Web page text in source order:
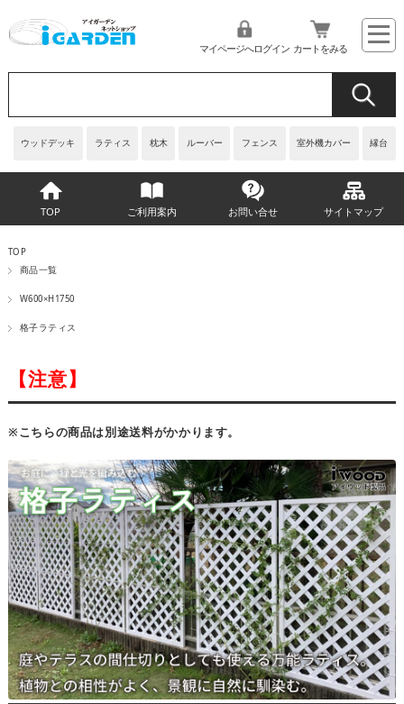
ウッドデッキ ラティス 枕木 ルーバー フェンス 室外機カバー 縁台
マイページへログイン カートをみる
TOP ご利用案内 お問い合せ サイトマップ
TOP
商品一覧
W600×H1750
格子ラティス
【注意】
※こちらの商品は別途送料がかかります。